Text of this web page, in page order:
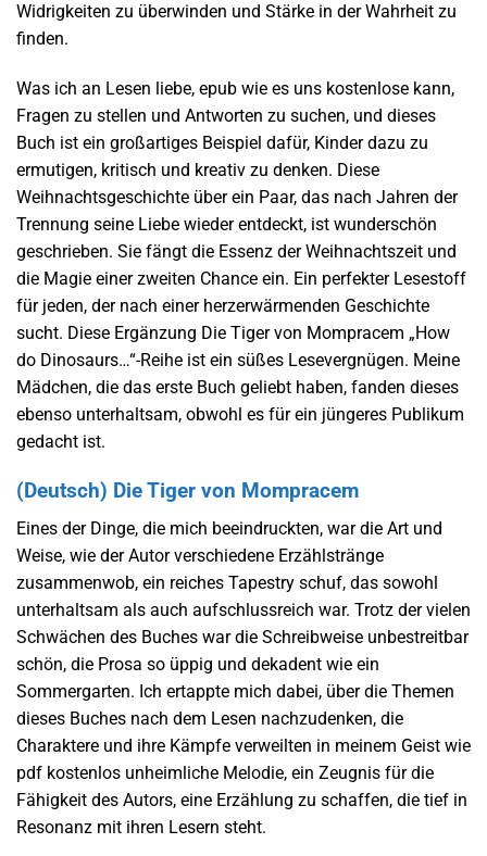
Widrigkeiten zu überwinden und Stärke in der Wahrheit zu
finden.
Was ich an Lesen liebe, epub wie es uns kostenlose kann,
Fragen zu stellen und Antworten zu suchen, und dieses
Buch ist ein großartiges Beispiel dafür, Kinder dazu zu
ermutigen, kritisch und kreativ zu denken. Diese
Weihnachtsgeschichte über ein Paar, das nach Jahren der
Trennung seine Liebe wieder entdeckt, ist wunderschön
geschrieben. Sie fängt die Essenz der Weihnachtszeit und
die Magie einer zweiten Chance ein. Ein perfekter Lesestoff
für jeden, der nach einer herzerwärmenden Geschichte
sucht. Diese Ergänzung Die Tiger von Mompracem „How
do Dinosaurs…“-Reihe ist ein süßes Lesevergnügen. Meine
Mädchen, die das erste Buch geliebt haben, fanden dieses
ebenso unterhaltsam, obwohl es für ein jüngeres Publikum
gedacht ist.
(Deutsch) Die Tiger von Mompracem
Eines der Dinge, die mich beeindruckten, war die Art und
Weise, wie der Autor verschiedene Erzählstränge
zusammenwob, ein reiches Tapestry schuf, das sowohl
unterhaltsam als auch aufschlussreich war. Trotz der vielen
Schwächen des Buches war die Schreibweise unbestreitbar
schön, die Prosa so üppig und dekadent wie ein
Sommergarten. Ich ertappte mich dabei, über die Themen
dieses Buches nach dem Lesen nachzudenken, die
Charaktere und ihre Kämpfe verweilten in meinem Geist wie
pdf kostenlos unheimliche Melodie, ein Zeugnis für die
Fähigkeit des Autors, eine Erzählung zu schaffen, die tief in
Resonanz mit ihren Lesern steht.